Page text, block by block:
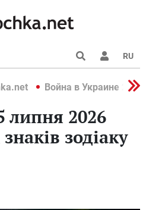
RU
Война в Украине 2022
липня 2026
зодіаку